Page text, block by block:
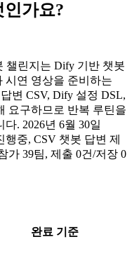
가요?
챌린지는 Dify 기반 챗봇
시연 영상을 준비하는
변 CSV, Dify 설정 DSL,
요구하므로 반복 루틴을
. 2026년 6월 30일
중, CSV 챗봇 답변 제
가 39팀, 제출 0건/저장 0
완료 기준